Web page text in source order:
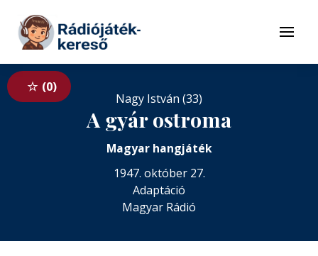
Tovább a tartalomhoz
Menü
0
Nagy István (33)
A gyár ostroma
Magyar hangjáték
1947. október 27.
Adaptáció
Magyar Rádió